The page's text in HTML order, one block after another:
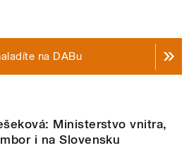
na DABu
Ministerstvo vnitra,
i na Slovensku